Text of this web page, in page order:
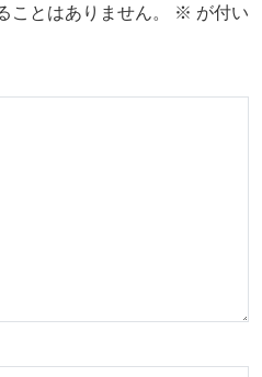
ことはありません。 ※ が付い